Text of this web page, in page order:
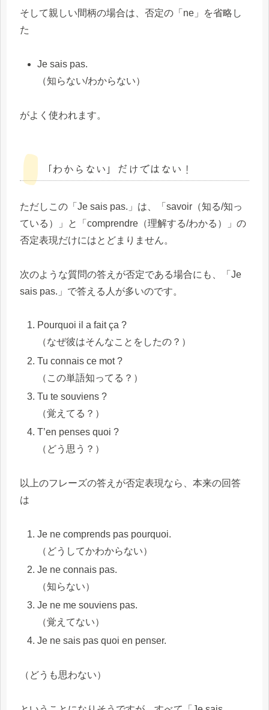
そして親しい間柄の場合は、否定の「ne」を省略し
た
Je sais pas.
（知らない/わからない）
がよく使われます。
「わからない」だけではない！
ただしこの「Je sais pas.」は、「savoir（知る/知っ
ている）」と「comprendre（理解する/わかる）」の
否定表現だけにはとどまりません。
次のような質問の答えが否定である場合にも、「Je
sais pas.」で答える人が多いのです。
Pourquoi il a fait ça ?
（なぜ彼はそんなことをしたの？）
Tu connais ce mot ?
（この単語知ってる？）
Tu te souviens ?
（覚えてる？）
T’en penses quoi ?
（どう思う？）
以上のフレーズの答えが否定表現なら、本来の回答
は
Je ne comprends pas pourquoi.
（どうしてかわからない）
Je ne connais pas.
（知らない）
Je ne me souviens pas.
（覚えてない）
Je ne sais pas quoi en penser.
（どうも思わない）